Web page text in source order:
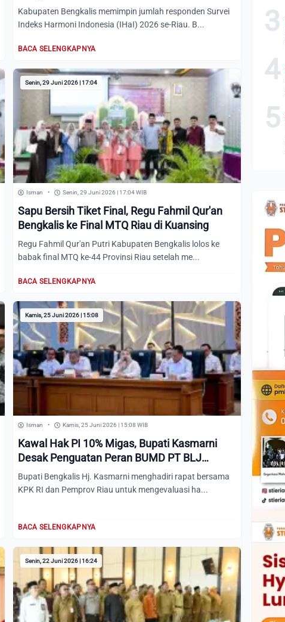
Indonesia 2026
Kabupaten Bengkalis memimpin jumlah responden Survei
Indeks Harmoni Indonesia (IHaI) 2026 se-Riau. B...
BACA SELENGKAPNYA
Senin, 29 Juni 2026 | 17:04
Isman • Senin, 29 Juni 2026 | 17:04 WIB
Sapu Bersih Tiket Final, Regu Fahmil Qur'an
Bengkalis ke Final MTQ Riau di Kuansing
Regu Fahmil Qur'an Putri Kabupaten Bengkalis lolos ke
babak final MTQ ke-44 Provinsi Riau setelah me...
BACA SELENGKAPNYA
Kamis, 25 Juni 2026 | 15:08
Isman • Kamis, 25 Juni 2026 | 15:08 WIB
Kawal Hak PI 10% Migas, Bupati Kasmarni
Desak Penguatan Peran BUMD PT BLJ
Bengkalis
Bupati Bengkalis Hj. Kasmarni menghadiri rapat bersama
KPK RI dan Pemprov Riau untuk mengevaluasi ha...
BACA SELENGKAPNYA
Senin, 22 Juni 2026 | 16:24
3
4
5